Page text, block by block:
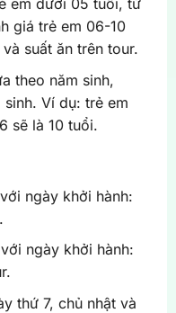
em dưới 05 tuổi, từ
giá trẻ em 06-10
suất ăn trên tour.
theo năm sinh,
Ví dụ: trẻ em
sẽ là 10 tuổi.
ngày khởi hành:
ngày khởi hành:
thứ 7, chủ nhật và